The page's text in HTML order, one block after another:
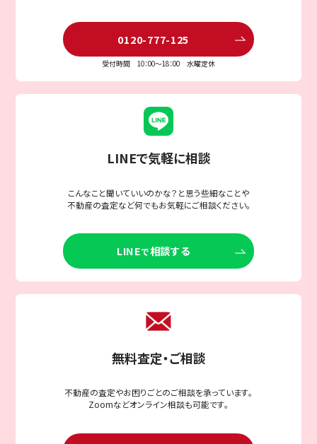
0120-777-125
受付時間 10：00〜18：00 水曜定休
LINEで気軽に相談
こんなこと聞いていいのかな？と思う些細なことや
不動産の査定など何でもお気軽にご相談ください。
LINEで相談する
無料査定・ご相談
不動産の査定やお困りごとのご相談を承っています。
Zoomなどオンライン相談も可能です。